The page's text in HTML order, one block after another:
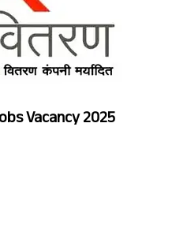
Vacancy 2025